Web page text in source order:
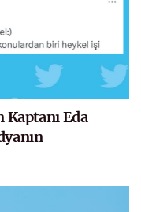
Kaptanı Eda